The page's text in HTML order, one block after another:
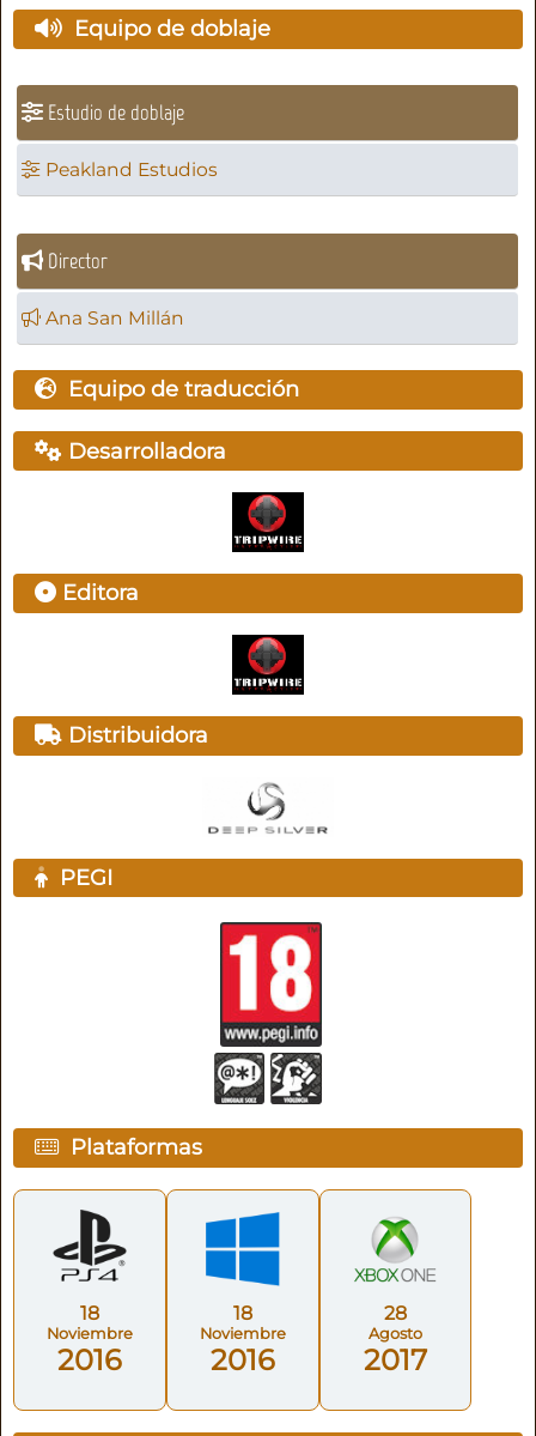
Equipo de doblaje
Estudio de doblaje
Peakland Estudios
Director
Ana San Millán
Equipo de traducción
Desarrolladora
Editora
Distribuidora
PEGI
Plataformas
18
Noviembre
2016
18
Noviembre
2016
28
Agosto
2017